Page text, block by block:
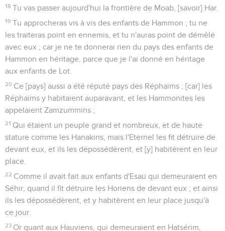
18 Tu vas passer aujourd'hui la frontière de Moab, [savoir] Har.
19 Tu approcheras vis à vis des enfants de Hammon ; tu ne
les traiteras point en ennemis, et tu n'auras point de démêlé
avec eux ; car je ne te donnerai rien du pays des enfants de
Hammon en héritage, parce que je l'ai donné en héritage
aux enfants de Lot.
20 Ce [pays] aussi a été réputé pays des Réphaïms ; [car] les
Réphaïms y habitaient auparavant, et les Hammonites les
appelaient Zamzummins ;
21 Qui étaient un peuple grand et nombreux, et de haute
stature comme les Hanakins, mais l'Eternel les fit détruire de
devant eux, et ils les dépossédèrent, et [y] habitèrent en leur
place.
22 Comme il avait fait aux enfants d'Esaü qui demeuraient en
Séhir, quand il fit détruire les Horiens de devant eux ; et ainsi
ils les dépossédèrent, et y habitèrent en leur place jusqu'à
ce jour.
23 Or quant aux Hauviens, qui demeuraient en Hatsérim,